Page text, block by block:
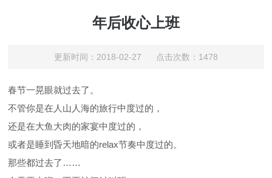
年后收心上班
更新时间：2018-02-27 点击次数：1478
春节一晃眼就过去了。
不管你是在人山人海的旅行中度过的，
还是在大鱼大肉的家宴中度过的，
或者是睡到昏天地暗的relax节奏中度过的。
那些都过去了……